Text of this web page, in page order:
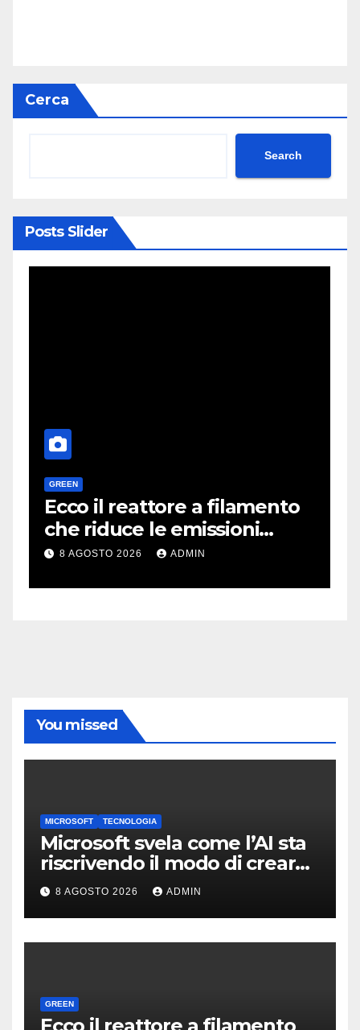
Cerca
Search
Posts Slider
GREEN
Ecco il reattore a filamento
che riduce le emissioni
dell’industria chimica
8 AGOSTO 2026 ADMIN
You missed
MICROSOFT TECNOLOGIA
Microsoft svela come l’AI sta
riscrivendo il modo di creare
software
8 AGOSTO 2026 ADMIN
GREEN